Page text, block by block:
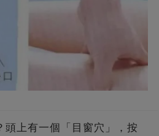
頭上有一個「目窗穴」，按